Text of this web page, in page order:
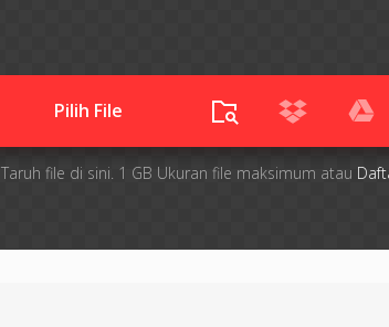
Pilih File
Taruh file di sini. 1 GB Ukuran file maksimum atau